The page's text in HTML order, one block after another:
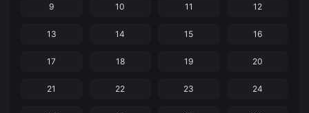
9 10 11 12
13 14 15 16
17 18 19 20
21 22 23 24